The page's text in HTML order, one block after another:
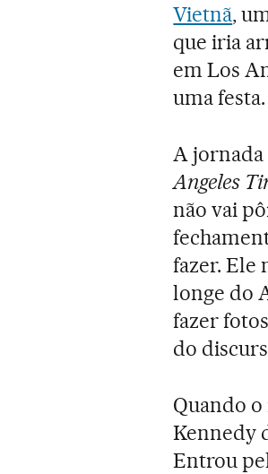
Vietnã,
que iria
em Los
uma festa.
A jornada
Angeles
não vai
fazer. Ele
longe do
fazer
do
Quando
Kennedy
Entrou